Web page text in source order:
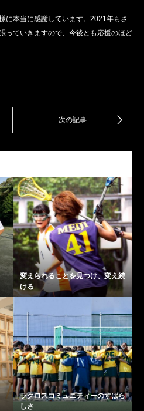
に本当に感謝しています。2021年もさ
っていきますので、今後とも応援のほど
変えられることを見つけ、変え続
ける
ラクロスコミュニティーのすばら
しさ